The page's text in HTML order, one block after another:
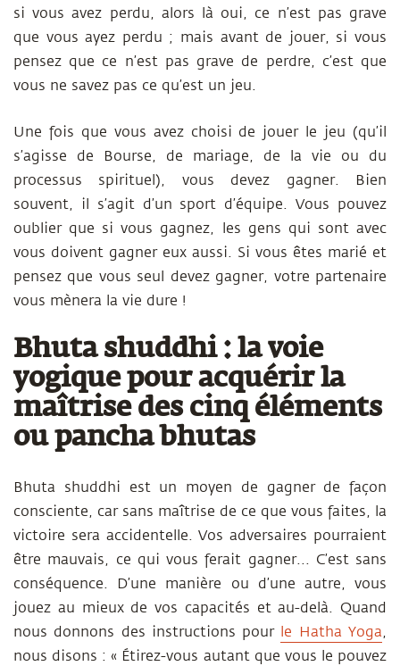
si vous avez perdu, alors là oui, ce n’est pas grave
que vous ayez perdu ; mais avant de jouer, si vous
pensez que ce n’est pas grave de perdre, c’est que
vous ne savez pas ce qu’est un jeu.
Une fois que vous avez choisi de jouer le jeu (qu’il
s’agisse de Bourse, de mariage, de la vie ou du
processus spirituel), vous devez gagner. Bien
souvent, il s’agit d’un sport d’équipe. Vous pouvez
oublier que si vous gagnez, les gens qui sont avec
vous doivent gagner eux aussi. Si vous êtes marié et
pensez que vous seul devez gagner, votre partenaire
vous mènera la vie dure !
Bhuta shuddhi : la voie
yogique pour acquérir la
maîtrise des cinq éléments
ou pancha bhutas
Bhuta shuddhi est un moyen de gagner de façon
consciente, car sans maîtrise de ce que vous faites, la
victoire sera accidentelle. Vos adversaires pourraient
être mauvais, ce qui vous ferait gagner... C’est sans
conséquence. D’une manière ou d’une autre, vous
jouez au mieux de vos capacités et au-delà. Quand
nous donnons des instructions pour
le Hatha Yoga,
nous disons : « Étirez-vous autant que vous le pouvez